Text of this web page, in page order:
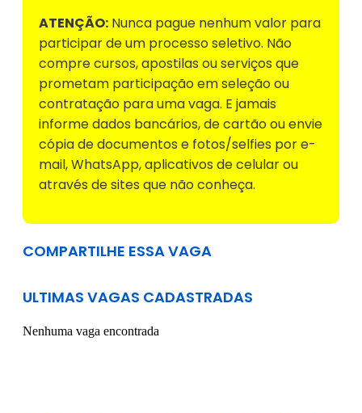
ATENÇÃO: Nunca pague nenhum valor para
participar de um processo seletivo. Não
compre cursos, apostilas ou serviços que
prometam participação em seleção ou
contratação para uma vaga. E jamais
informe dados bancários, de cartão ou envie
cópia de documentos e fotos/selfies por e-
mail, WhatsApp, aplicativos de celular ou
através de sites que não conheça.
COMPARTILHE ESSA VAGA
ULTIMAS VAGAS CADASTRADAS
Nenhuma vaga encontrada